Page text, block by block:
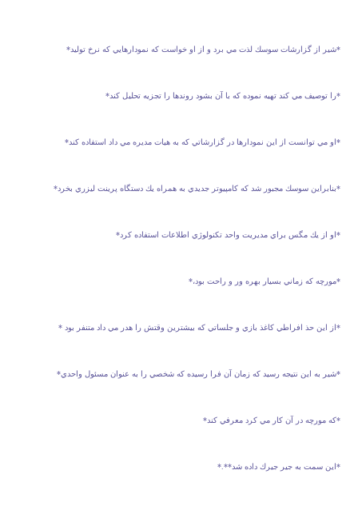
*شير از گزارشات سوسك لذت مي برد و از او خواست كه نمودارهايي كه نرخ توليد*
*را توصيف مي كند تهيه نموده كه با آن بشود روندها را تجزيه تحليل كند*
*او مي توانست از اين نمودارها در گزارشاتي كه به هيات مديره مي داد استفاده كند*
*بنابراين سوسك مجبور شد كه كامپيوتر جديدي به همراه يك دستگاه پرينت ليزري بخرد*
*او از يك مگس براي مديريت واحد تكنولوژي اطلاعات استفاده كرد*
*مورچه كه زماني بسيار بهره ور و راحت بود،*
*از اين حذ افراطي كاغذ بازي و جلساتي كه بيشترين وقتش را هدر مي داد متنفر بود *
*شير به اين نتيجه رسيد كه زمان آن فرا رسيده كه شخصي را به عنوان مسئول واحدي*
*كه مورچه در آن كار مي كرد معرفي كند*
*اين سمت به جير جيرك داده شد**.*